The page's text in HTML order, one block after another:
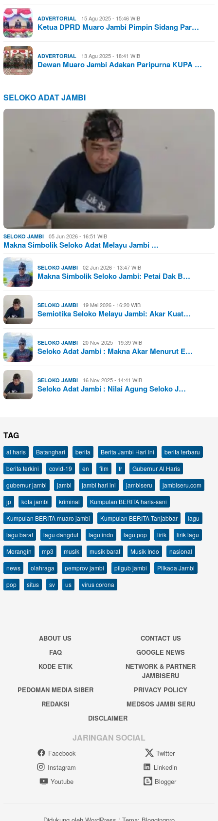
ADVERTORIAL 15 Agu 2025 - 15:46 WIB
Ketua DPRD Muaro Jambi Pimpin Sidang Par…
ADVERTORIAL 13 Agu 2025 - 18:41 WIB
Dewan Muaro Jambi Adakan Paripurna KUPA …
SELOKO ADAT JAMBI
SELOKO JAMBI 05 Jun 2026 - 16:51 WIB
Makna Simbolik Seloko Adat Melayu Jambi …
SELOKO JAMBI 02 Jun 2026 - 13:47 WIB
Makna Simbolik Seloko Jambi: Petai Dak B…
SELOKO JAMBI 19 Mei 2026 - 16:20 WIB
Semiotika Seloko Melayu Jambi: Akar Kuat…
SELOKO JAMBI 20 Nov 2025 - 19:39 WIB
Seloko Adat Jambi : Makna Akar Menurut E…
SELOKO JAMBI 16 Nov 2025 - 14:41 WIB
Seloko Adat Jambi : Nilai Agung Seloko J…
TAG
al haris Batanghari berita Berita Jambi Hari Ini
berita terbaru
berita terkini
covid-19 en film fr
Gubernur Al Haris
gubernur jambi
jambi jambi hari ini jambiseru
jambiseru.com
jp
kota jambi kriminal
Kumpulan BERITA haris-sani
Kumpulan BERITA muaro jambi
Kumpulan BERITA Tanjabbar
lagu
lagu barat
lagu dangdut lagu indo lagu pop lirik
lirik lagu
Merangin
mp3 musik musik barat Musik Indo
nasional
news
olahraga pemprov jambi pilgub jambi
Pilkada Jambi
pop
situs sv us virus corona
ABOUT US
CONTACT US
FAQ
GOOGLE NEWS
KODE ETIK
NETWORK & PARTNER
JAMBISERU
PEDOMAN MEDIA SIBER
PRIVACY POLICY
REDAKSI
MEDSOS JAMBI SERU
DISCLAIMER
JARINGAN SOCIAL
Facebook
Twitter
Instagram
Linkedin
Youtube
Blogger